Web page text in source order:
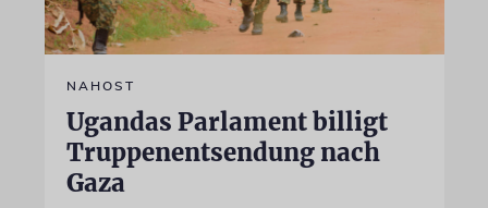
NAHOST
Ugandas Parlament billigt
Truppenentsendung nach
Gaza